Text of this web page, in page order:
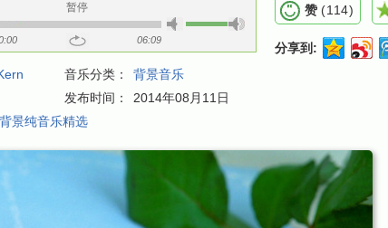
暂停
06:09
音乐分类：
背景音乐
发布时间：
2014年08月11日
景纯音乐精选
赞 (114)
分享到: